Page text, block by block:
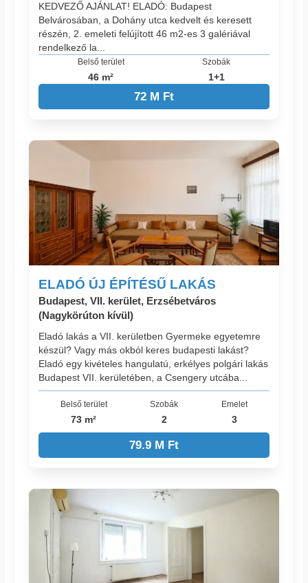
KEDVEZŐ AJÁNLAT! ELADÓ: Budapest
Belvárosában, a Dohány utca kedvelt és keresett
részén, 2. emeleti felújított 46 m2-es 3 galériával
rendelkező la...
Belső terület
46 m²
Szobák
1+1
72 M Ft
ELADÓ ÚJ ÉPÍTÉSŰ LAKÁS
Budapest, VII. kerület, Erzsébetváros
(Nagykörúton kívül)
Eladó lakás a VII. kerületben Gyermeke egyetemre
készül? Vagy más okból keres budapesti lakást?
Eladó egy kivételes hangulatú, erkélyes polgári lakás
Budapest VII. kerületében, a Csengery utcába...
Belső terület
73 m²
Szobák
2
Emelet
3
79.9 M Ft